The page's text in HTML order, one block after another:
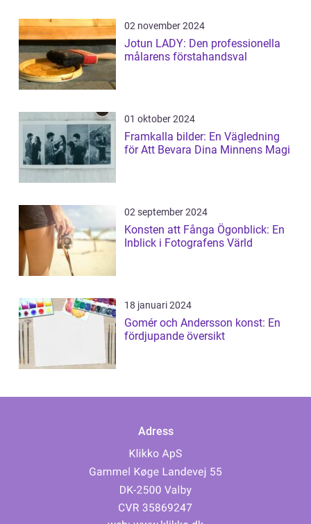
02 november 2024
Jotun LADY: Den professionella
målarens förstahandsval
01 oktober 2024
Framkalla bilder: En Vägledning
för Att Bevara Dina Minnens Magi
02 september 2024
Konsten att Fånga Ögonblick: En
Inblick i Fotografens Värld
18 januari 2024
Gomér och Andersson konst: En
fördjupande översikt
Adress